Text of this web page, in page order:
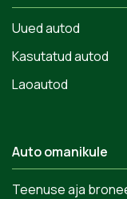
Uued autod
Kasutatud autod
Laoautod
Auto omanikule
Teenuse aja